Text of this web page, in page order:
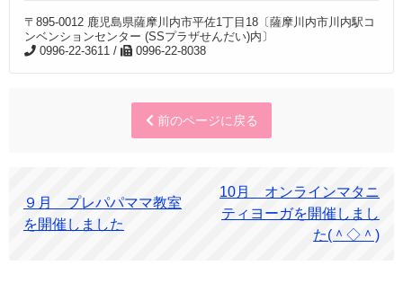
〒895-0012 鹿児島県薩摩川内市平佐1丁目18〔薩摩川内市川内駅コ
ンベンションセンター (SSプラザせんだい)内〕
0996-22-3611 /
0996-22-8038
前のページに戻る
９月 プレパパママ教室
を開催しました
10月 オンラインマタニ
ティヨーガを開催しまし
た(＾◇＾)